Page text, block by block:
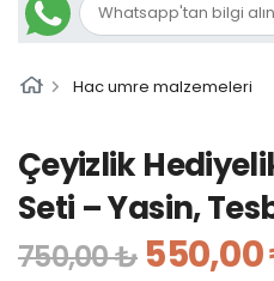
Hac umre malzemeleri
Çeyizlik
Seti – Yasin,
750,00 ₺